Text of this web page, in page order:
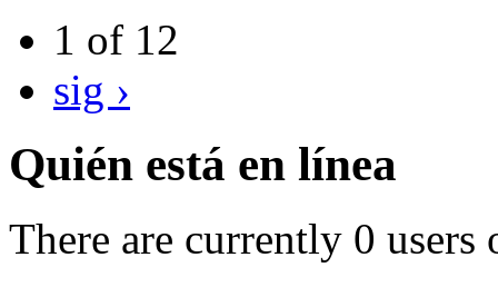
1 of 12
sig ›
Quién está en línea
There are currently 0 users